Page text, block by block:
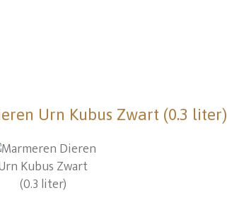
Urn Kubus Zwart (0.3 liter)